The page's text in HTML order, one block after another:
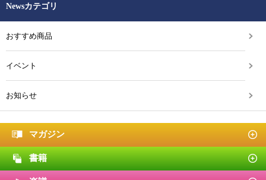
Newsカテゴリ
おすすめ商品
イベント
お知らせ
マガジン
書籍